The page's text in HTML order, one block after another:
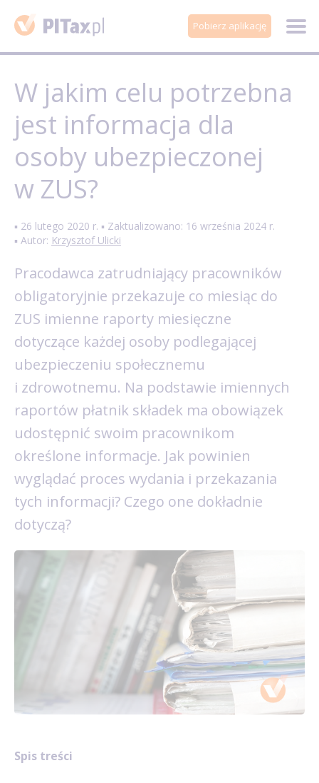
Pobierz aplikację
W jakim celu potrzebna
jest informacja dla
osoby ubezpieczonej
w ZUS?
▪ 26 lutego 2020 r. ▪ Zaktualizowano: 16 września 2024 r.
▪ Autor: Krzysztof Ulicki
Pracodawca zatrudniający pracowników
obligatoryjnie przekazuje co miesiąc do
ZUS imienne raporty miesięczne
dotyczące każdej osoby podlegającej
ubezpieczeniu społecznemu
i zdrowotnemu. Na podstawie imiennych
raportów płatnik składek ma obowiązek
udostępnić swoim pracownikom
określone informacje. Jak powinien
wyglądać proces wydania i przekazania
tych informacji? Czego one dokładnie
dotyczą?
Spis treści